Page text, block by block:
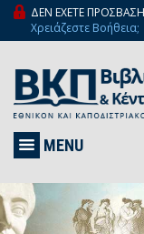
ΔΕΝ ΕΧΕΤΕ ΠΡΟΣΒΑΣΗ
Χρειάζεστε Βοήθεια;
MENU